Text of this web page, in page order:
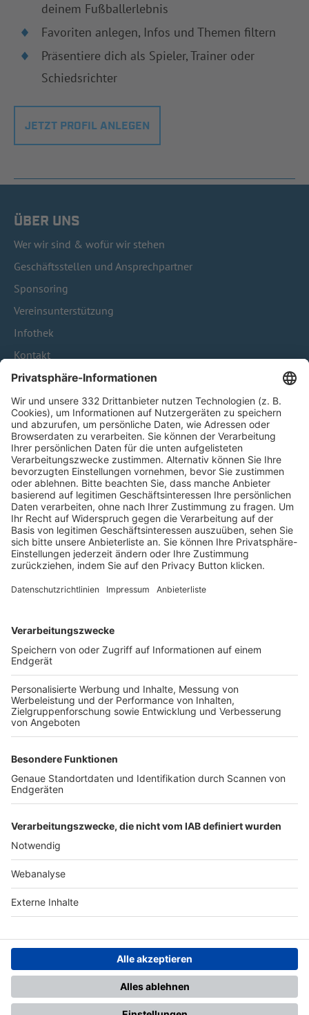
deinem Fußballerlebnis
Favoriten anlegen, Infos und Themen filtern
Präsentiere dich als Spieler, Trainer oder
Schiedsrichter
JETZT PROFIL ANLEGEN
ÜBER UNS
Wer wir sind & wofür wir stehen
Geschäftsstellen und Ansprechpartner
Sponsoring
Vereinsunterstützung
Infothek
Kontakt
HÄUFIG BESUCHTE SEITEN
Pässe und Vereinswechsel
Trainerausbildung
Schulungsangebot Vereinsmitarbeiter
BFV-Geschäftsstellen
Trainerbörse
Login SpielPlus
FOLGE DEM BFV
TOP-VEREINE
TOP-PARTNER
Nutzungsbedingungen Datenschutz Impressum